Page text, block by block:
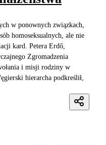
w ponownych związkach,
homoseksualnych, ale nie
kard. Petera Erdő,
Zgromadzenia
i misji rodziny w
hierarcha podkreślił,